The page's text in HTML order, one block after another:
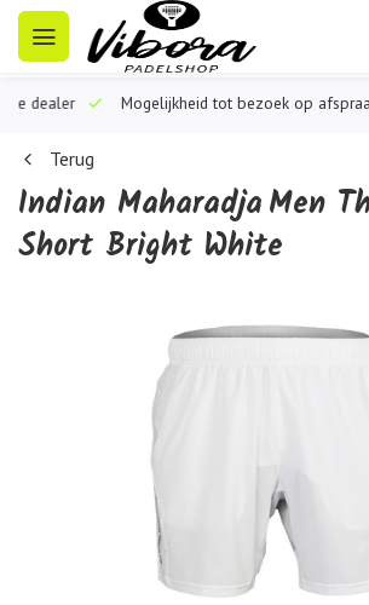
dealer Mogelijkheid tot bezoek op
Terug
Indian MaharadjaMen
Short Bright White